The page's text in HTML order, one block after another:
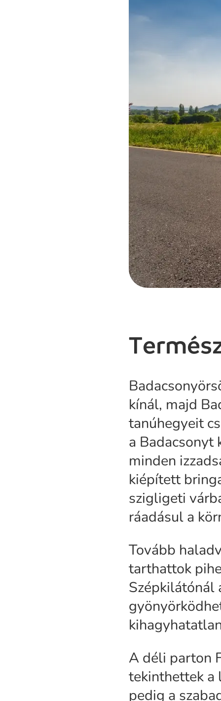
kínál, majd
tanúhegyeit
a Badacsonyt
minden
kiépített
szigligeti
ráadásul a
Tovább
tarthattok
Szépkilátónál
A déli parton
tekinthettek a
pedig a